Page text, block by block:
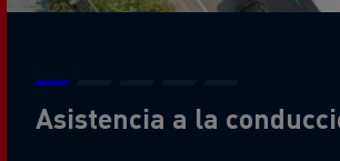
Asistencia a la